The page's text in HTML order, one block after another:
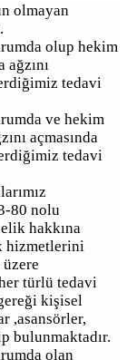
olmayan
olup hekim
tedavi
ve hekim
açmasında
tedavi
80 nolu
hakkına
hizmetlerini
türlü tedavi
kişisel
,asansörler,
bulunmaktadır.
olan